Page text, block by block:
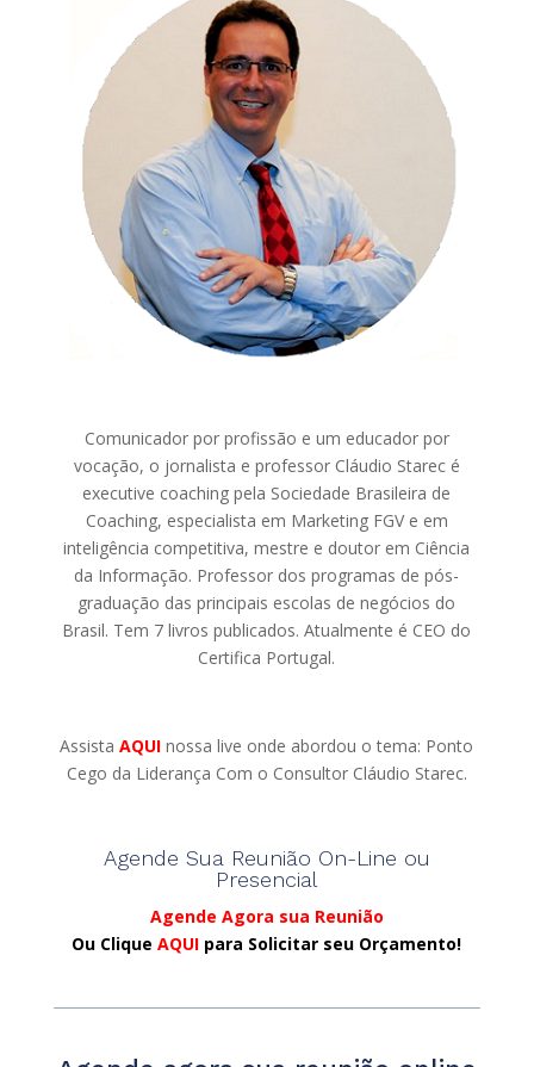
Comunicador por profissão e um educador por
vocação, o jornalista e professor Cláudio Starec é
executive coaching pela Sociedade Brasileira de
Coaching, especialista em Marketing FGV e em
inteligência competitiva, mestre e doutor em Ciência
da Informação. Professor dos programas de pós-
graduação das principais escolas de negócios do
Brasil. Tem 7 livros publicados. Atualmente é CEO do
Certifica Portugal.
AssistaAQUI nossa live onde abordou o tema: Ponto
Cego da Liderança Com o Consultor Cláudio Starec.
Agende Sua Reunião On-Line ou
Presencial
Agende Agora sua Reunião
Ou CliqueAQUI para Solicitar seu Orçamento!